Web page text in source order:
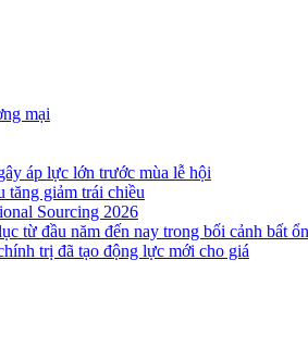
mại
áp lực lớn trước mùa lễ hội
tăng giảm trái chiều
Sourcing 2026
từ đầu năm đến nay trong bối cảnh bất
trị đã tạo động lực mới cho giá